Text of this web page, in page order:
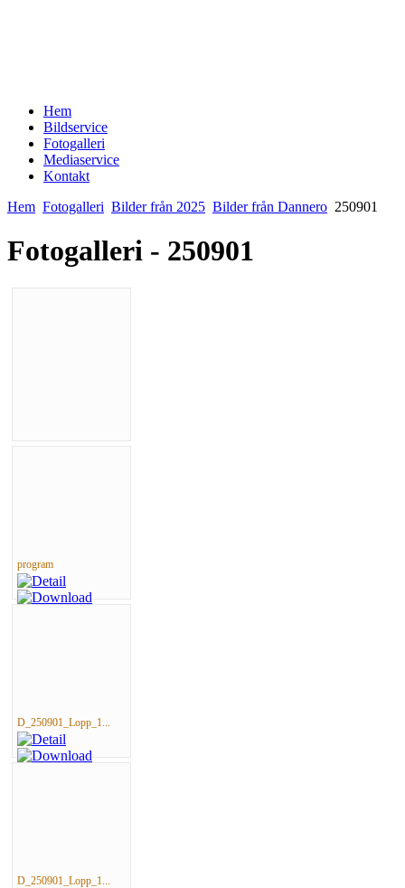
Hem
Bildservice
Fotogalleri
Mediaservice
Kontakt
Hem Fotogalleri Bilder från 2025 Bilder från Dannero 250901
Fotogalleri - 250901
program
D_250901_Lopp_1...
D_250901_Lopp_1...